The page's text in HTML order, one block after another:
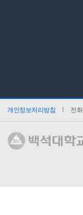
개인정보처리방침 전